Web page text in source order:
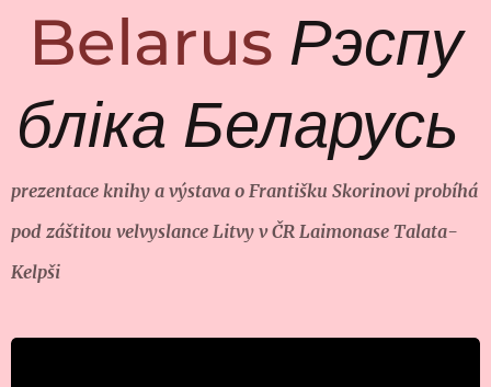
Belarus Рэспу
бліка Беларусь
prezentace knihy a výstava o Františku Skorinovi probíhá
pod záštitou velvyslance Litvy v ČR Laimonase Talata-
Kelpši